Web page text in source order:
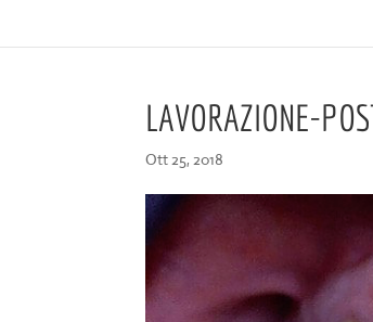
LAVORAZIONE-
Ott 25, 2018